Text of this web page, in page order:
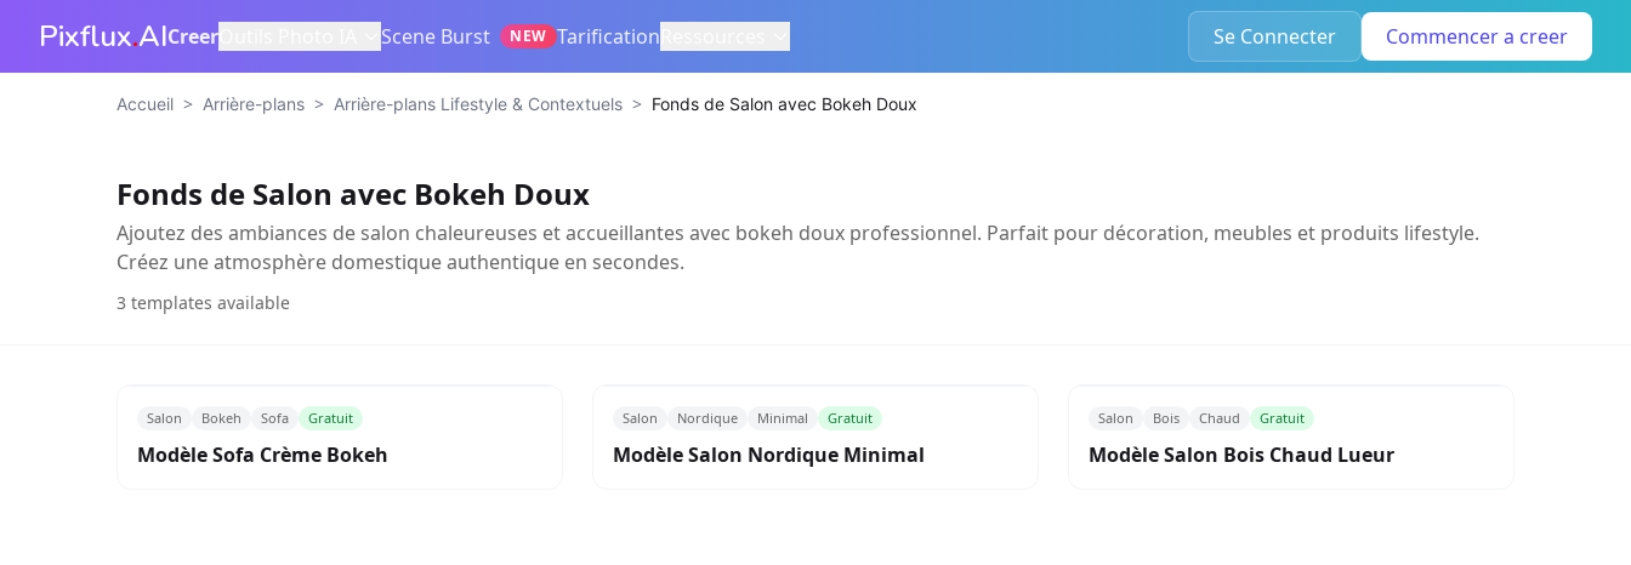
Pixflux.AICreer Scene Burst NEW Tarification Se Connecter Commencer a creer
Accueil > Arrière-plans > Arrière-plans Lifestyle & Contextuels > Fonds de Salon avec Bokeh Doux
Fonds de Salon avec Bokeh Doux
Ajoutez des ambiances de salon chaleureuses et accueillantes avec bokeh doux professionnel. Parfait pour décoration, meubles et produits lifestyle.
Créez une atmosphère domestique authentique en secondes.
3 templates available
Salon Bokeh Sofa Gratuit
Modèle Sofa Crème Bokeh
Salon Nordique Minimal Gratuit
Modèle Salon Nordique Minimal
Salon Bois Chaud Gratuit
Modèle Salon Bois Chaud Lueur